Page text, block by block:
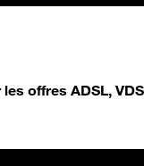
offres ADSL,